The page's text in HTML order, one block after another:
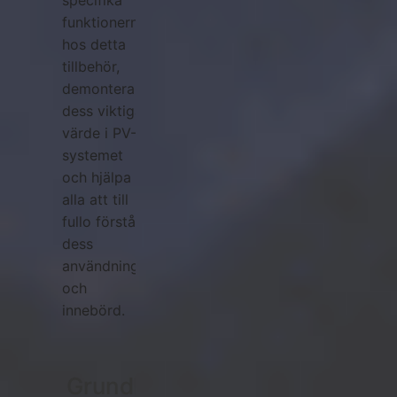
funktionerna
hos detta
tillbehör,
demontera
dess viktiga
värde i PV-
systemet
och hjälpa
alla att till
fullo förstå
dess
användning
och
innebörd.